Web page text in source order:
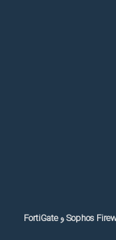
راهنمای انتخاب فایروال سازمانی؛ مقایسه Sophos Firewall و FortiGate